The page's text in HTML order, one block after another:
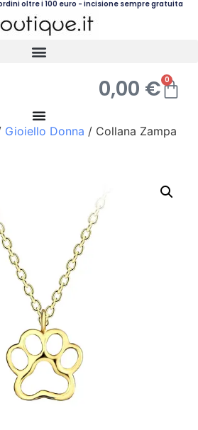
oltre i 100 euro - incisione sempre gratuita
0,00 € 0
Gioiello Donna / Collana Zampa